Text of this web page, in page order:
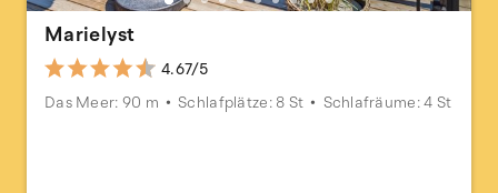
Marielyst
4.67/5
Das Meer: 90 m
Schlafplätze: 8 St Schlafräume: 4 St